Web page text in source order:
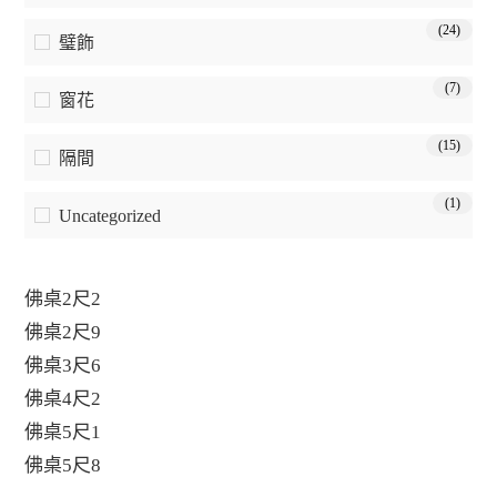
璧飾
(24)
窗花
(7)
隔間
(15)
Uncategorized
(1)
佛桌2尺2
佛桌2尺9
佛桌3尺6
佛桌4尺2
佛桌5尺1
佛桌5尺8